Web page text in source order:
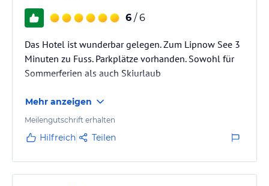
6 / 6
Das Hotel ist wunderbar gelegen. Zum Lipnow See 3
Minuten zu Fuss. Parkplätze vorhanden. Sowohl für
Sommerferien als auch Skiurlaub
Mehr anzeigen
Meilengutschrift erhalten
Hilfreich Teilen